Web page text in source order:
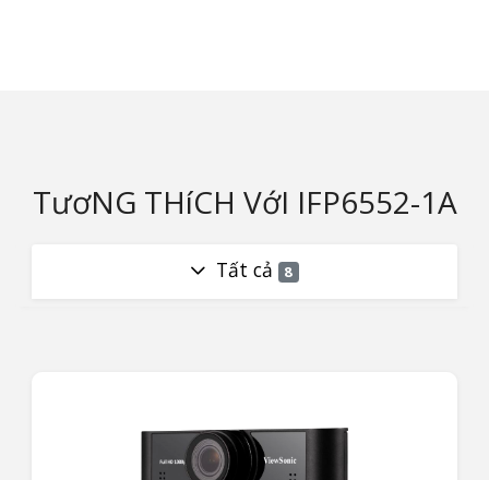
TươNG THíCH VớI IFP6552-1A
Tất cả 8